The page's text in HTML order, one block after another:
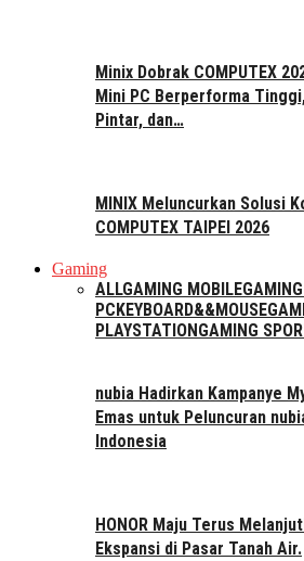
Minix Dobrak COMPUTEX
Mini PC Berperforma
Pintar, dan…
MINIX Meluncurkan Solusi
COMPUTEX TAIPEI 2026
Gaming
ALLGAMING MOBILE
PCKEYBOARD&&MOUSE
PLAYSTATIONGAMING
nubia Hadirkan Kampanye
Emas untuk Peluncuran
Indonesia
HONOR Maju Terus
Ekspansi di Pasar Tanah Air.